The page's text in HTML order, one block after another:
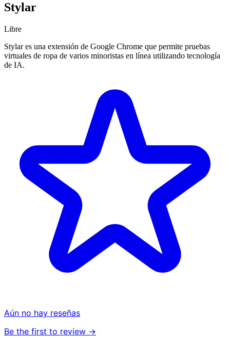
Stylar
Libre
Stylar es una extensión de Google Chrome que permite pruebas
virtuales de ropa de varios minoristas en línea utilizando tecnología
de IA.
Aún no hay reseñas
Be the first to review →